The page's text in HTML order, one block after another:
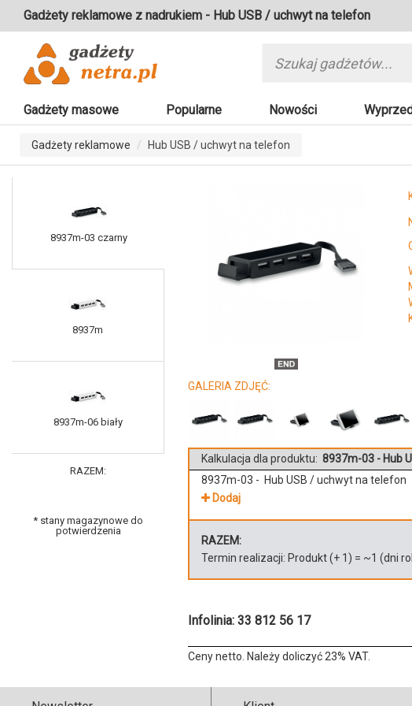
Gadżety reklamowe z nadrukiem - Hub USB / uchwyt na telefon
Gadżety masowe Popularne Nowości
Gadżety reklamowe Hub USB / uchwyt na telefon
8937m-03 czarny
8937m
8937m-06 biały
RAZEM:
* stany magazynowe do
potwierdzenia
GALERIA ZDJĘĆ:
Kalkulacja dla produktu: 8937m-03 - Hub
8937m-03 - Hub USB / uchwyt na telefon
Dodaj
RAZEM:
Termin realizacji: Produkt(+ 1 ) = ~1 (dni
Infolinia: 33 812 56 17
Ceny netto. Należy doliczyć 23% VAT.